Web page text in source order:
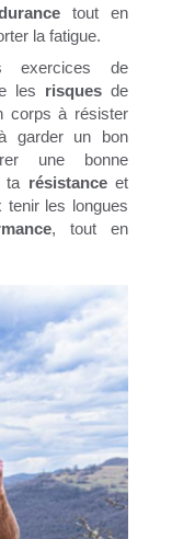
tout en
la fatigue.
exercices de
les risques de
corps à résister
garder un bon
une bonne
ta résistanceet
les longues
, tout en